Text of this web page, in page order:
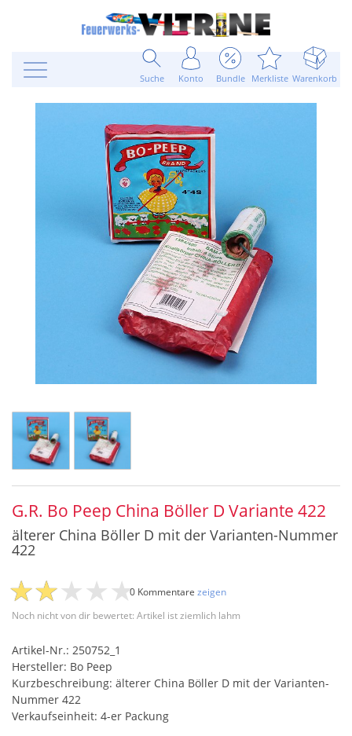
Suche Konto Bundle Merkliste Warenkorb
G.R. Bo Peep China Böller D Variante 422
älterer China Böller D mit der Varianten-Nummer
422
Noch nicht von dir bewertet: Artikel ist ziemlich lahm
0 Kommentare zeigen
Artikel-Nr.: 250752_1
Hersteller: Bo Peep
Kurzbeschreibung: älterer China Böller D mit der Varianten-
Nummer 422
Verkaufseinheit: 4-er Packung